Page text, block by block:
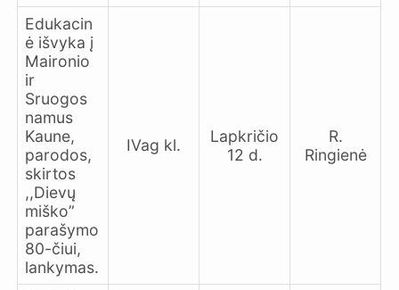
Edukacin
ė išvyka į
Maironio
ir
Sruogos
namus
Kaune,
parodos,
skirtos
,,Dievų
miško”
parašymo
80-čiui,
lankymas.
IVag kl.
Lapkričio
12 d.
R.
Ringienė